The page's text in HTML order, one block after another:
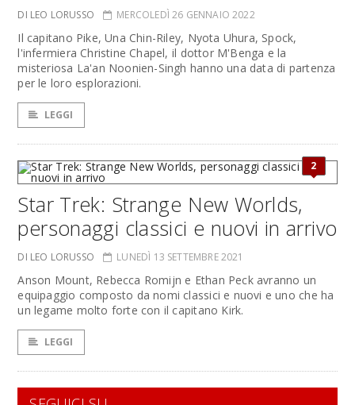
DI LEO LORUSSO MERCOLEDÌ 26 GENNAIO 2022
Il capitano Pike, Una Chin-Riley, Nyota Uhura, Spock,
l'infermiera Christine Chapel, il dottor M'Benga e la
misteriosa La'an Noonien-Singh hanno una data di partenza
per le loro esplorazioni.
LEGGI
2
Star Trek: Strange New Worlds,
personaggi classici e nuovi in arrivo
DI LEO LORUSSO LUNEDÌ 13 SETTEMBRE 2021
Anson Mount, Rebecca Romijn e Ethan Peck avranno un
equipaggio composto da nomi classici e nuovi e uno che ha
un legame molto forte con il capitano Kirk.
LEGGI